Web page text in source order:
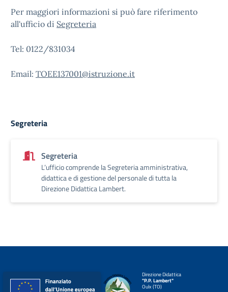
Per maggiori informazioni si può fare riferimento
all'ufficio di Segreteria
Tel: 0122/831034
Email: TOEE137001@istruzione.it
Segreteria
Segreteria
L’ufficio comprende la Segreteria amministrativa,
didattica e di gestione del personale di tutta la
Direzione Didattica Lambert.
Direzione Didattica
"P.P. Lambert"
Oulx (TO)